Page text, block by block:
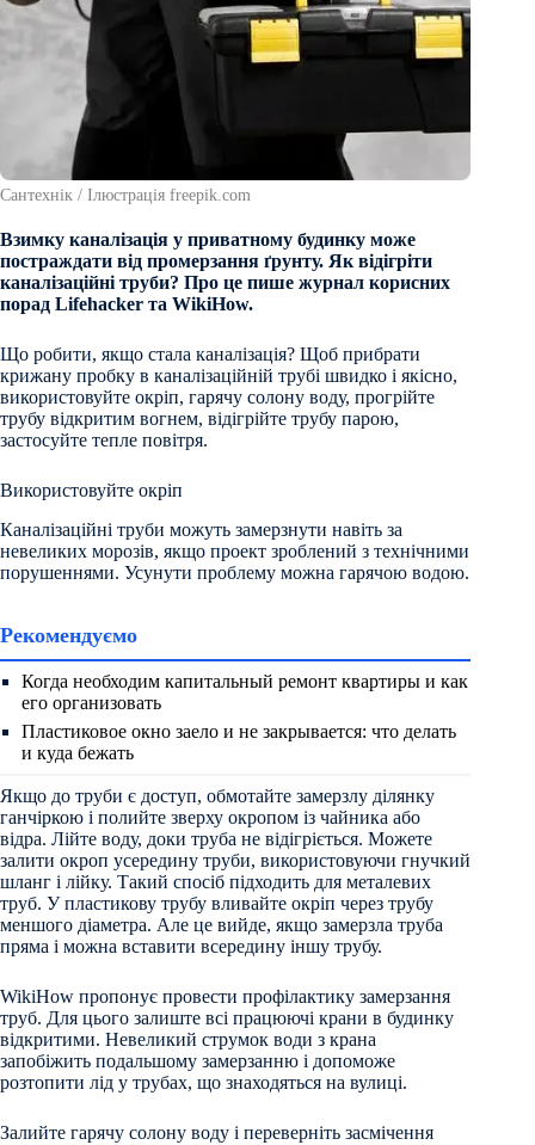
Сантехнік / Ілюстрація freepik.com
Взимку каналізація у приватному будинку може
постраждати від промерзання ґрунту. Як відігріти
каналізаційні труби? Про це пише журнал корисних
порад Lifehacker та WikiHow.
Що робити, якщо стала каналізація? Щоб прибрати
крижану пробку в каналізаційній трубі швидко і якісно,
використовуйте окріп, гарячу солону воду, прогрійте
трубу відкритим вогнем, відігрійте трубу парою,
застосуйте тепле повітря.
Використовуйте окріп
Каналізаційні труби можуть замерзнути навіть за
невеликих морозів, якщо проект зроблений з технічними
порушеннями. Усунути проблему можна гарячою водою.
Рекомендуємо
Когда необходим капитальный ремонт квартиры и как
его организовать
Пластиковое окно заело и не закрывается: что делать
и куда бежать
Якщо до труби є доступ, обмотайте замерзлу ділянку
ганчіркою і полийте зверху окропом із чайника або
відра. Лійте воду, доки труба не відігріється. Можете
залити окроп усередину труби, використовуючи гнучкий
шланг і лійку. Такий спосіб підходить для металевих
труб. У пластикову трубу вливайте окріп через трубу
меншого діаметра. Але це вийде, якщо замерзла труба
пряма і можна вставити всередину іншу трубу.
WikiHow пропонує провести профілактику замерзання
труб. Для цього залиште всі працюючі крани в будинку
відкритими. Невеликий струмок води з крана
запобіжить подальшому замерзанню і допоможе
розтопити лід у трубах, що знаходяться на вулиці.
Залийте гарячу солону воду і переверніть засмічення